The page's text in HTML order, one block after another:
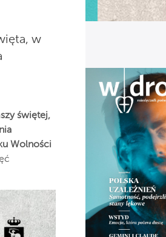
w
świętej,
Wolności